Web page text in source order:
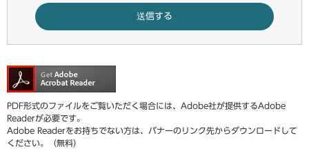
PDF形式のファイルをご覧いただく場合には、Adobe社が提供するAdobe
Readerが必要です。
Adobe Readerをお持ちでない方は、バナーのリンク先からダウンロードして
ください。（無料）